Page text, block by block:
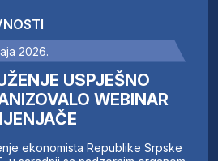
2026.
USPJEŠNO
WEBINAR
ekonomista Republike Srpske